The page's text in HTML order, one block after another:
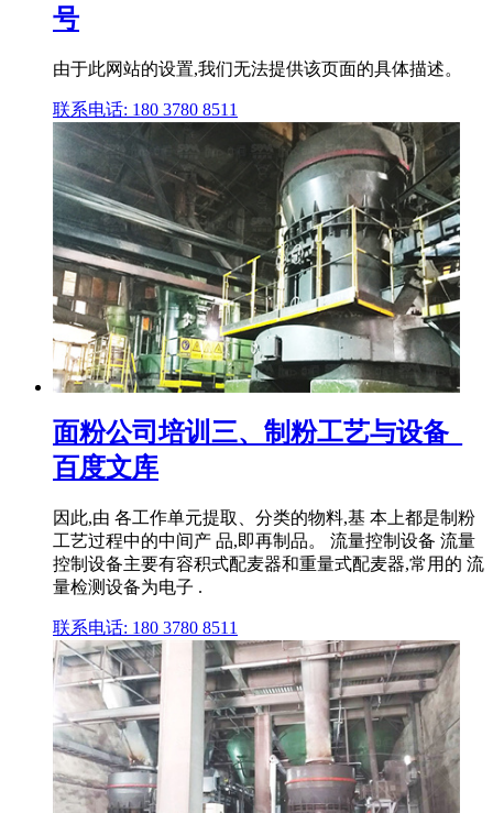
号
由于此网站的设置,我们无法提供该页面的具体描述。
联系电话: 180 3780 8511
面粉公司培训三、制粉工艺与设备_
百度文库
因此,由 各工作单元提取、分类的物料,基 本上都是制粉
工艺过程中的中间产 品,即再制品。 流量控制设备 流量
控制设备主要有容积式配麦器和重量式配麦器,常用的 流
量检测设备为电子 .
联系电话: 180 3780 8511